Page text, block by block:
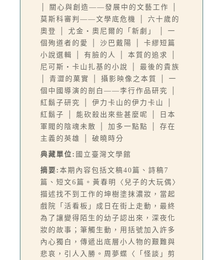
│ 關心與創造——發展中的文藝工作 │
莫斯科審判——文學底危機 │ 六十歲的
奧登 │ 尤金‧奧尼爾的「新劇」 │ 一
個殉道者的愛 │ 沙巴戴陽 │ 卡繆短篇
小說選輯 │ 有臉的人 │ 本質的追求 │
尼可斯‧卡山扎基的小說 │ 最後的貴族
│ 青澀的菓實 │ 攝影映像之本質 │ 一
個中國導演的剖白——李行作品研究 │
紅鬍子研究 │ 伊力卡山的伊力卡山 │
紅鬍子 │ 能砍殺出來些甚麼呢 │ 日本
軍閥的陰魂未散 │ 加多一點點 │ 存在
主義的英雄 │ 破曉時分
典藏單位: 國立臺灣文學館
摘要: 本期內容包括文稿40篇、詩稿7
篇、短文6篇。黃春明〈兒子的大玩偶〉
描述找不到工作的坤樹塗抹濃妝，當起
戲院「活看板」成日在街上走動，最終
為了讓變得陌生的幼子認出來，深夜化
妝的故事；筆觸生動，用括號加入許多
內心獨白，傳遞出底層小人物的艱難與
悲哀，引人入勝。周夢蝶〈「怪談」剪